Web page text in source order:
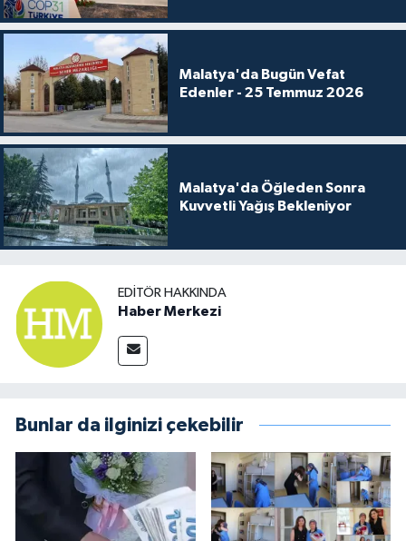
Malatya'da Bugün Vefat
Edenler - 25 Temmuz 2026
Malatya'da Öğleden Sonra
Kuvvetli Yağış Bekleniyor
EDITÖR HAKKINDA
Haber Merkezi
Bunlar da ilginizi çekebilir